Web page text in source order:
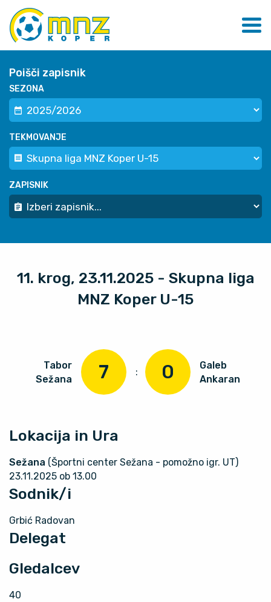
Poišči zapisnik
SEZONA
TEKMOVANJE
ZAPISNIK
11. krog, 23.11.2025 - Skupna liga
MNZ Koper U-15
Tabor
Sežana
7 : 0
Galeb
Ankaran
Lokacija in Ura
Sežana (Športni center Sežana - pomožno igr. UT)
23.11.2025 ob 13.00
Sodnik/i
Grbić Radovan
Delegat
Gledalcev
40